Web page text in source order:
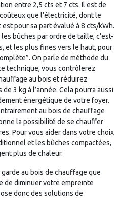
entre 2,5 cts et 7 cts. Il est de
que l’électricité, dont le
est pour sa part évalué à 8 cts/kWh.
bûches par ordre de taille, c’est-
et les plus fines vers le haut, pour
On parle de méthode du
technique, vous contrôlerez
au bois et réduirez
3 kg à l’année. Cela pourra aussi
énergétique de votre foyer.
au bois de chauffage
la possibilité de se chauffer
Pour vous aider dans votre choix
et les bûches compactées,
plus de chaleur.
au bois de chauffage que
de diminuer votre empreinte
donc des solutions de